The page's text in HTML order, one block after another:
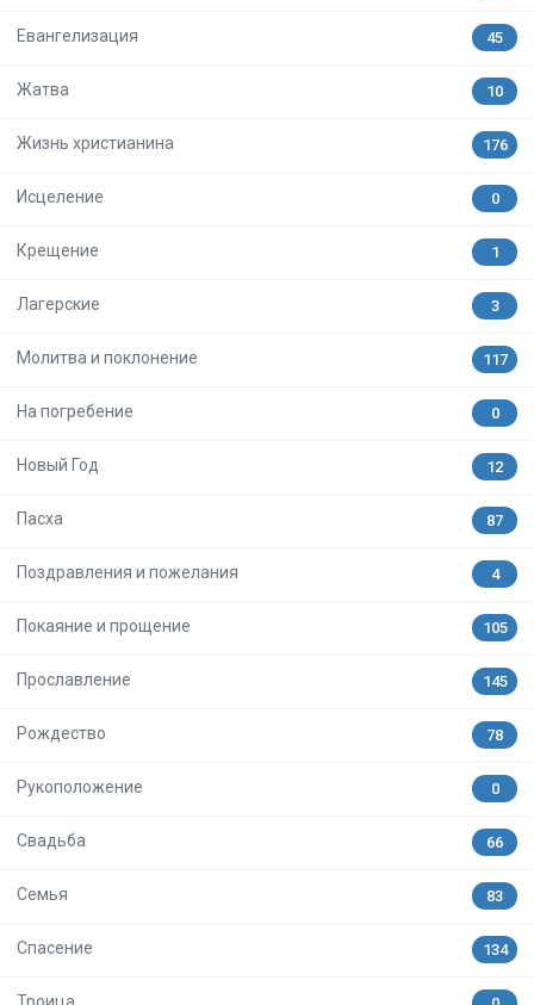
Евангелизация 45
Жатва 10
Жизнь христианина 176
Исцеление 0
Крещение 1
Лагерские 3
Молитва и поклонение 117
На погребение 0
Новый Год 12
Пасха 87
Поздравления и пожелания 4
Покаяние и прощение 105
Прославление 145
Рождество 78
Рукоположение 0
Свадьба 66
Семья 83
Спасение 134